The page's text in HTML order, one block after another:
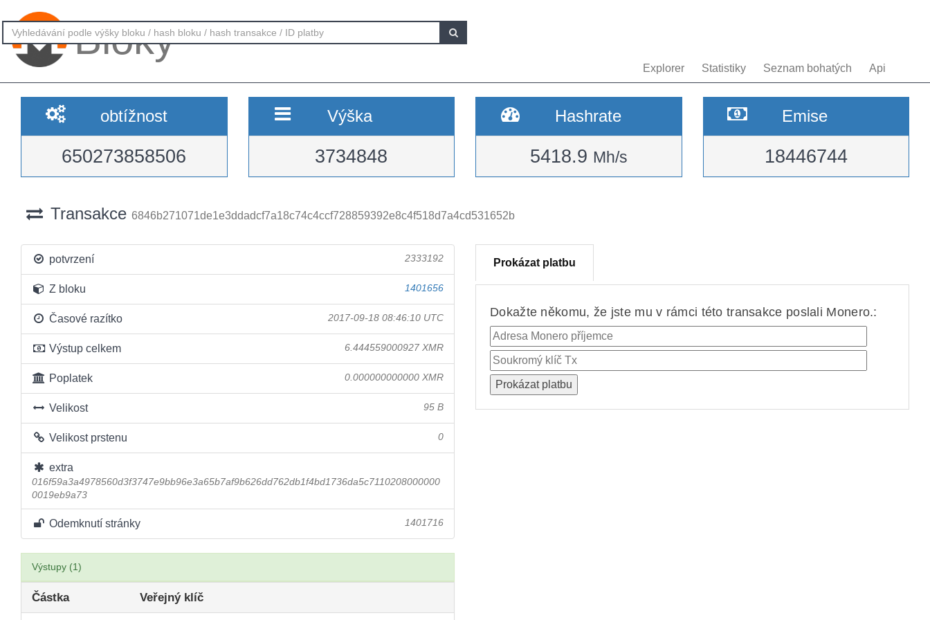
Bloky
Explorer Statistiky Seznam bohatých Api
obtížnost
650273858506
Výška
3734848
Hashrate
5418.9 Mh/s
Emise
18446744
Transakce 6846b271071de1e3ddadcf7a18c74c4ccf728859392e8c4f518d7a4cd531652b
potvrzení 2333192
Z bloku 1401656
Časové razítko 2017-09-18 08:46:10 UTC
Výstup celkem 6.444559000927 XMR
Poplatek 0.000000000000 XMR
Velikost 95 B
Velikost prstenu 0
extra
016f59a3a4978560d3f3747e9bb96e3a65b7af9b626dd762db1f4bd1736da5c7110208000000
0019eb9a73
Odemknutí stránky 1401716
Prokázat platbu
Dokažte někomu, že jste mu v rámci této transakce poslali Monero.:
Výstupy (1)
Částka Veřejný klíč